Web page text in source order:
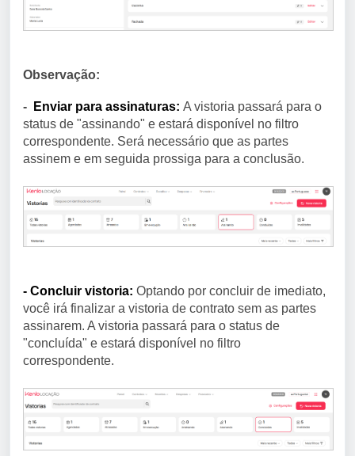
Observação:
- Enviar para assinaturas: A vistoria passará para o
status de "assinando" e estará disponível no filtro
correspondente. Será necessário que as partes
assinem e em seguida prossiga para a conclusão.
- Concluir vistoria: Optando por concluir de imediato,
você irá finalizar a vistoria de contrato sem as partes
assinarem. A vistoria passará para o status de
"concluída" e estará disponível no filtro
correspondente.